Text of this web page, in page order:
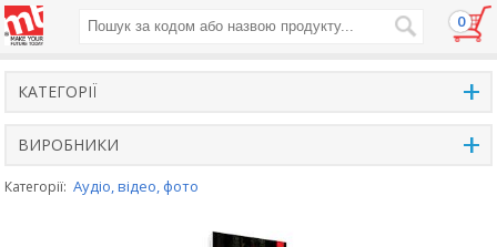
0
КАТЕГОРІЇ +
ВИРОБНИКИ +
Категорії: Аудіо, відео, фото